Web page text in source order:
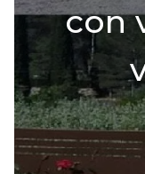
con